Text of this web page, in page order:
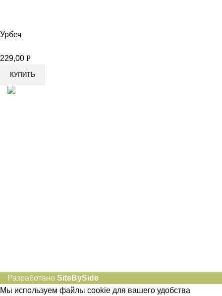
Урбеч
229,00 Р
КУПИТЬ
Разработано SiteBySide
Мы используем файлы cookie для вашего удобства